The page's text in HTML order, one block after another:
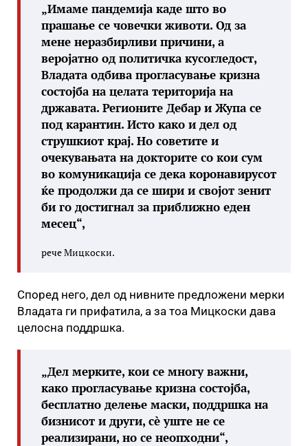
„Имаме пандемија каде што во
прашање се човечки животи. Од за
мене неразбирливи причини, а
веројатно од политичка кусогледост,
Владата одбива прогласување кризна
состојба на целата територија на
државата. Регионите Дебар и Жупа се
под карантин. Исто како и дел од
струшкиот крај. Но советите и
очекувањата на докторите со кои сум
во комуникација се дека коронавирусот
ќе продолжи да се шири и својот зенит
би го достигнал за приближно еден
месец“,
рече Мицкоски.
Според него, дел од нивните предложени мерки
Владата ги прифатила, а за тоа Мицкоски дава
целосна поддршка.
„Дел мерките, кои се многу важни,
како прогласување кризна состојба,
бесплатно делење маски, поддршка на
бизнисот и други, сè уште не се
реализирани, но се неопходни“,